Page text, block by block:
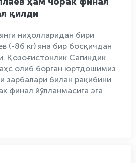
қилди
ниҳолларидан бири
(-86 кг) яна бир босқичдан
Қозоғистонлик Сагиндик
олиб борган юртдошимиз
зарбалари билан рақибини
финал йўлланмасига эга